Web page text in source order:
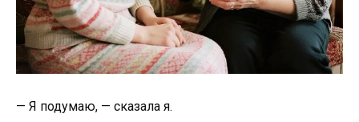
— Я подумаю, — сказала я.